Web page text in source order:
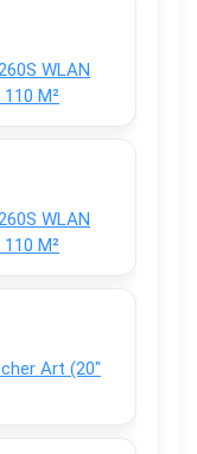
WLAN
M²
WLAN
M²
Art (20″